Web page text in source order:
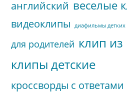
английский веселые
видеоклипы диафильмы детких
для родителей клип
клипы детские
кроссворды с ответами